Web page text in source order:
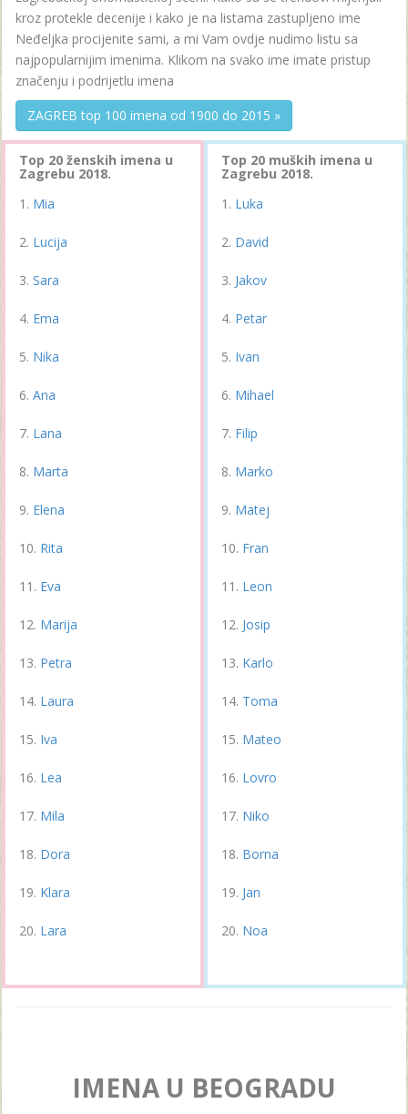
kroz protekle decenije i kako je na listama zastupljeno ime
Neđeljka procijenite sami, a mi Vam ovdje nudimo listu sa
najpopularnijim imenima. Klikom na svako ime imate pristup
značenju i podrijetlu imena
ZAGREB top 100 imena od 1900 do 2015 »
Top 20 ženskih imena u
Zagrebu 2018.
Mia
Lucija
Sara
Ema
Nika
Ana
Lana
Marta
Elena
Rita
Eva
Marija
Petra
Laura
Iva
Lea
Mila
Dora
Klara
Lara
Top 20 muških imena u
Zagrebu 2018.
Luka
David
Jakov
Petar
Ivan
Mihael
Filip
Marko
Matej
Fran
Leon
Josip
Karlo
Toma
Mateo
Lovro
Niko
Borna
Jan
Noa
IMENA U BEOGRADU